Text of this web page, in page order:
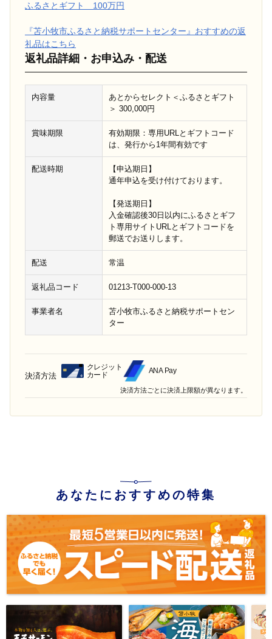
ふるさとギフト 100万円
『苫小牧市ふるさと納税サポートセンター』おすすめの返
礼品はこちら
返礼品詳細・お申込み・配送
内容量
あとからセレクト＜ふるさとギフト
＞ 300,000円
賞味期限
有効期限：専用URLとギフトコード
は、発行から1年間有効です
配送時期
【申込期日】
通年申込を受け付けております。
【発送期日】
入金確認後30日以内にふるさとギフ
ト専用サイトURLとギフトコードを
郵送でお送りします。
配送 常温
返礼品コード 01213-T000-000-13
事業者名
苫小牧市ふるさと納税サポートセン
ター
決済方法
クレジット
カード
ANA Pay
決済方法ごとに決済上限額が異なります。
あなたにおすすめの特集